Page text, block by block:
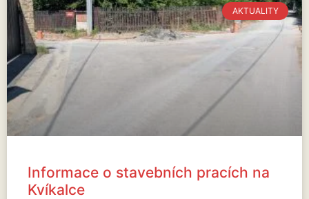
AKTUALITY
Informace o stavebních pracích na
Kvíkalce